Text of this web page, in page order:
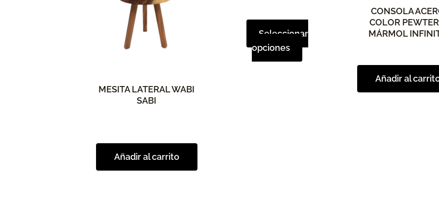
MESITA LATERAL WABI
SABI
Añadir al carrito
Seleccionar
opciones
variantes.
Las
opciones
se
CONSOLA
COLOR
MÁRMOL
Añadir al